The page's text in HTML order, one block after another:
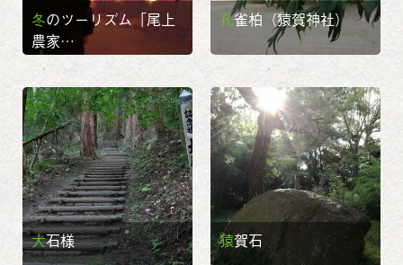
冬のツーリズム「尾上
農家…
孔雀柏（猿賀神社）
大石様 猿賀石